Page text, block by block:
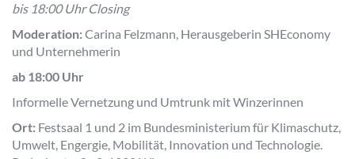
bis 18:00 Uhr Closing
Moderation:Carina Felzmann, Herausgeberin SHEconomy
und Unternehmerin
ab 18:00 Uhr
Informelle Vernetzung und Umtrunk mit Winzerinnen
Ort: Festsaal 1 und 2 im Bundesministerium für Klimaschutz,
Umwelt, Engergie, Mobilität, Innovation und Technologie.